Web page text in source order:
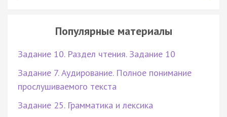
Популярные материалы
Задание 10. Раздел чтения. Задание 10
Задание 7. Аудирование. Полное понимание
прослушиваемого текста
Задание 25. Грамматика и лексика